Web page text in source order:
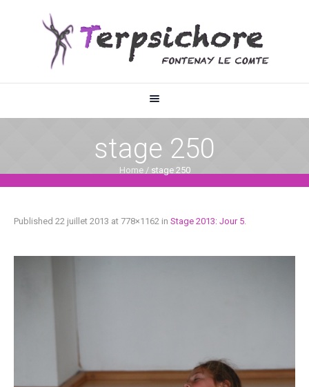
stage 250
Home / stage 250
Published 22 juillet 2013 at 778×1162 in Stage 2013: Jour 5.